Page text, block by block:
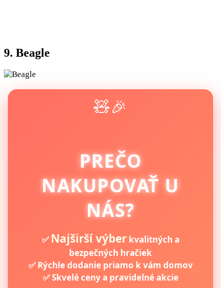
9. Beagle
🧸🎉
PREČO
NAKUPOVAŤ U
NÁS?
✅ Najširší výberkvalitných a
bezpečných hračiek
✅ Rýchle dodanie priamo k vám domov
✅ Skvelé ceny a pravidelné akcie